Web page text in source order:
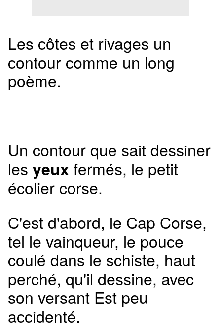
Les côtes et rivages un
contour comme un long
poème.
Un contour que sait dessiner
les yeux fermés, le petit
écolier corse.
C'est d'abord, le Cap Corse,
tel le vainqueur, le pouce
coulé dans le schiste, haut
perché, qu'il dessine, avec
son versant Est peu
accidenté.